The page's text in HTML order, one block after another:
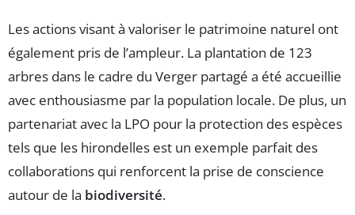
Les actions visant à valoriser le patrimoine naturel ont
également pris de l’ampleur. La plantation de 123
arbres dans le cadre du Verger partagé a été accueillie
avec enthousiasme par la population locale. De plus, un
partenariat avec la LPO pour la protection des espèces
tels que les hirondelles est un exemple parfait des
collaborations qui renforcent la prise de conscience
autour de la biodiversité.